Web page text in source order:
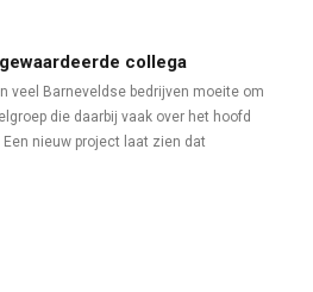
collega
veel Barneveldse bedrijven moeite om
die daarbij vaak over het hoofd
nieuw project laat zien dat